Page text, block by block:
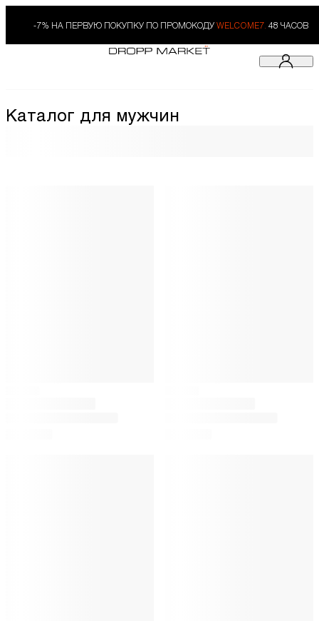
-7% НА ПЕРВУЮ ПОКУПКУ ПО ПРОМОКОДУ WELCOME7. 48 ЧАСОВ
Каталог для мужчин